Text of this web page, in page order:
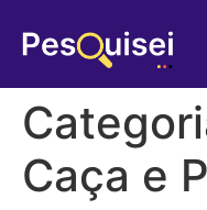
Caça e